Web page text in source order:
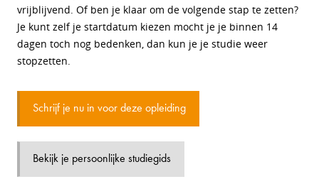
vrijblijvend. Of ben je klaar om de volgende stap te zetten?
Je kunt zelf je startdatum kiezen mocht je je binnen 14
dagen toch nog bedenken, dan kun je je studie weer
stopzetten.
Schrijf je nu in voor deze opleiding
Bekijk je persoonlijke studiegids